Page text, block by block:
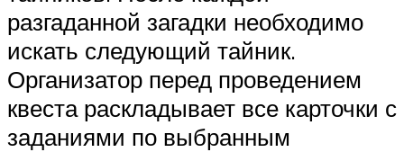
разгаданной загадки необходимо
искать следующий тайник.
Организатор перед проведением
квеста раскладывает все карточки с
заданиями по выбранным